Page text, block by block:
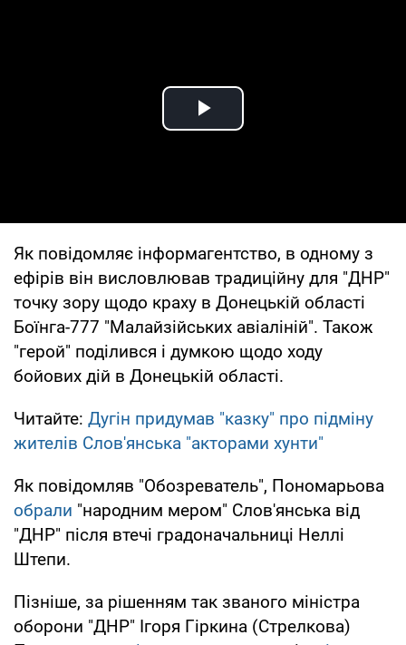
Play Video
Як повідомляє інформагентство, в одному з
ефірів він висловлював традиційну для "ДНР"
точку зору щодо краху в Донецькій області
Боїнга-777 "Малайзійських авіаліній". Також
"герой" поділився і думкою щодо ходу
бойових дій в Донецькій області.
Читайте: Дугін придумав "казку" про підміну
жителів Слов'янська "акторами хунти"
Як повідомляв "Обозреватель", Пономарьова
обрали "народним мером" Слов'янська від
"ДНР" після втечі градоначальниці Неллі
Штепи.
Пізніше, за рішенням так званого міністра
оборони "ДНР" Ігоря Гіркина (Стрелкова)